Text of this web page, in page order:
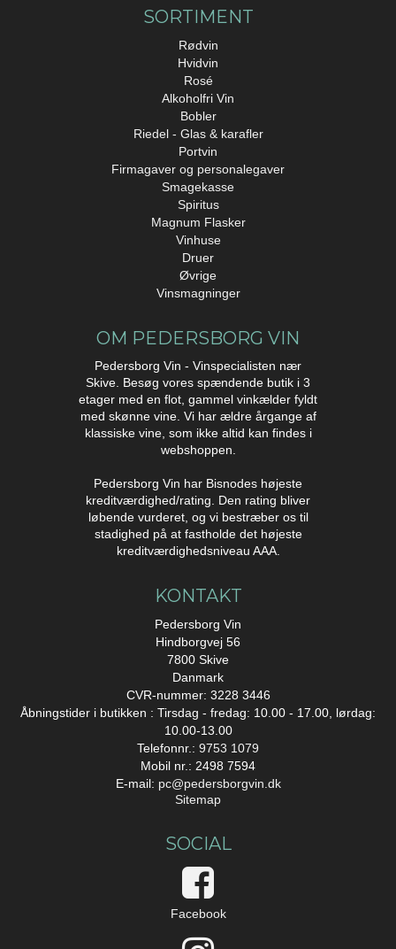
SORTIMENT
Rødvin
Hvidvin
Rosé
Alkoholfri Vin
Bobler
Riedel - Glas & karafler
Portvin
Firmagaver og personalegaver
Smagekasse
Spiritus
Magnum Flasker
Vinhuse
Druer
Øvrige
Vinsmagninger
OM PEDERSBORG VIN
Pedersborg Vin - Vinspecialisten nær
Skive. Besøg vores spændende butik i 3
etager med en flot, gammel vinkælder fyldt
med skønne vine. Vi har ældre årgange af
klassiske vine, som ikke altid kan findes i
webshoppen.
Pedersborg Vin har Bisnodes højeste
kreditværdighed/rating. Den rating bliver
løbende vurderet, og vi bestræber os til
stadighed på at fastholde det højeste
kreditværdighedsniveau AAA.
KONTAKT
Pedersborg Vin
Hindborgvej 56
7800 Skive
Danmark
CVR-nummer: 3228 3446
Åbningstider i butikken : Tirsdag - fredag: 10.00 - 17.00, lørdag:
10.00-13.00
Telefonnr.: 9753 1079
Mobil nr.: 2498 7594
E-mail: pc@pedersborgvin.dk
Sitemap
SOCIAL
Facebook